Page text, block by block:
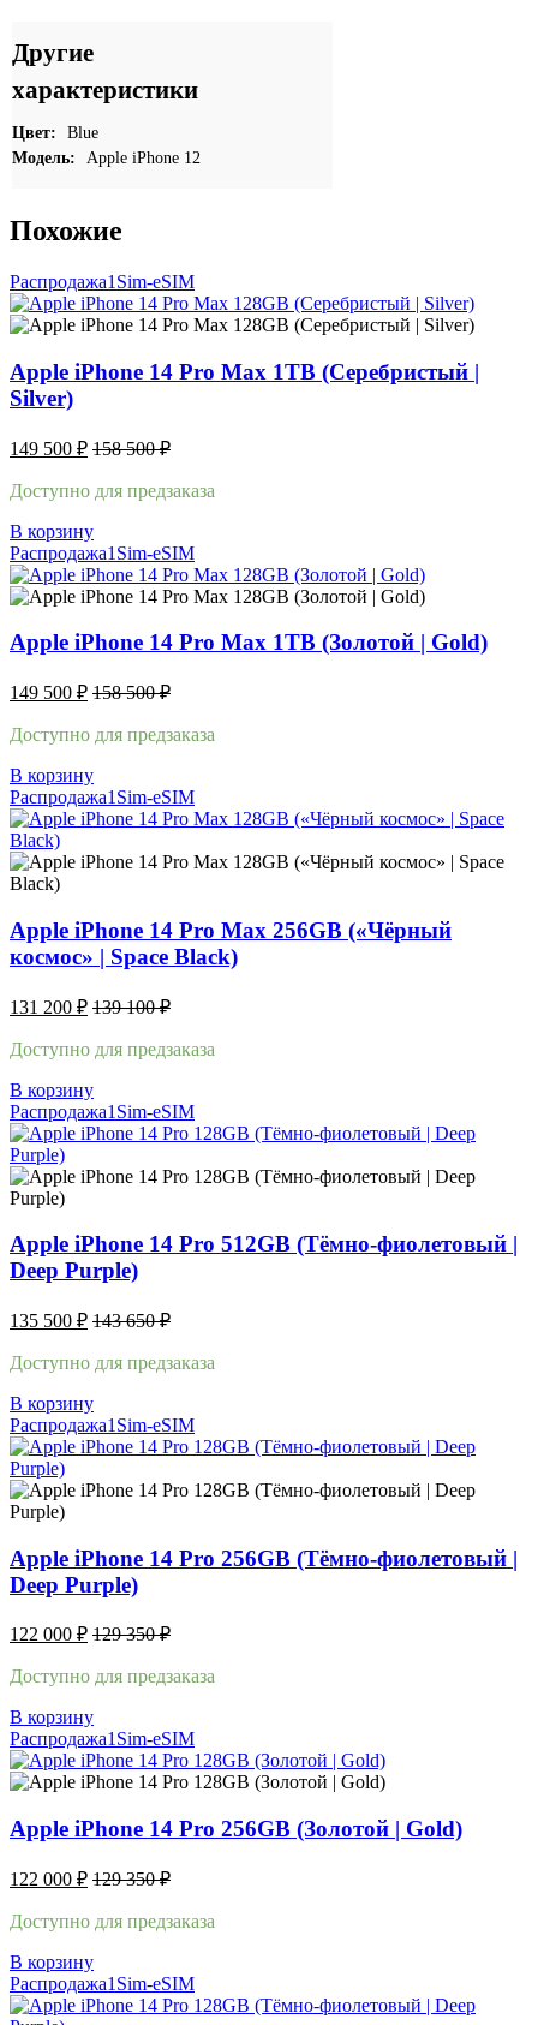
Другие
характеристики
Цвет:
Blue
Модель:
Apple iPhone 12
Похожие
Распродажа1Sim-eSIM
Apple iPhone 14 Pro Max 1TB (Серебристый |
Silver)
149 500 ₽ 158 500₽
Доступно для предзаказа
В корзину
Распродажа1Sim-eSIM
Apple iPhone 14 Pro Max 1TB (Золотой | Gold)
149 500 ₽ 158 500₽
Доступно для предзаказа
В корзину
Распродажа1Sim-eSIM
Apple iPhone 14 Pro Max 256GB («Чёрный
космос» | Space Black)
131 200 ₽ 139 100₽
Доступно для предзаказа
В корзину
Распродажа1Sim-eSIM
Apple iPhone 14 Pro 512GB (Тёмно-фиолетовый |
Deep Purple)
135 500 ₽ 143 650₽
Доступно для предзаказа
В корзину
Распродажа1Sim-eSIM
Apple iPhone 14 Pro 256GB (Тёмно-фиолетовый |
Deep Purple)
122 000 ₽ 129 350₽
Доступно для предзаказа
В корзину
Распродажа1Sim-eSIM
Apple iPhone 14 Pro 256GB (Золотой | Gold)
122 000 ₽ 129 350₽
Доступно для предзаказа
В корзину
Распродажа1Sim-eSIM